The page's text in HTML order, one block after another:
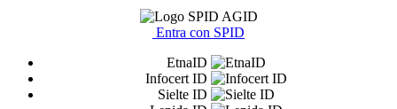
Entra con SPID
EtnaID
Infocert ID
Sielte ID